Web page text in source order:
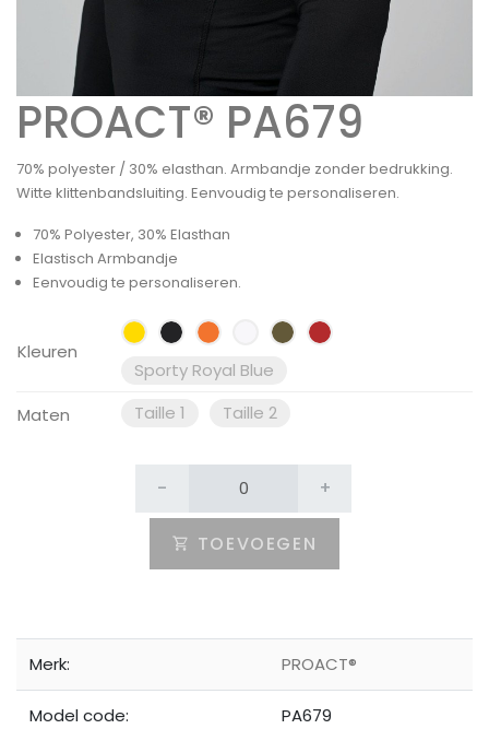
PROACT® PA679
70% polyester / 30% elasthan. Armbandje zonder bedrukking.
Witte klittenbandsluiting. Eenvoudig te personaliseren.
70% Polyester, 30% Elasthan
Elastisch Armbandje
Eenvoudig te personaliseren.
Kleuren
Sporty Royal Blue
Maten
Taille 1 Taille 2
- +
TOEVOEGEN
Merk: PROACT®
Model code: PA679